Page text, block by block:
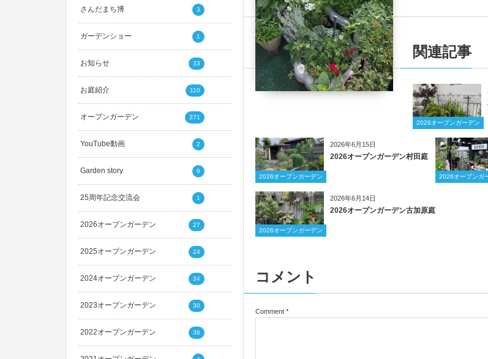
関連記事
2026オープンガーデン
2026年6月15日
2026オープンガーデン
2026オープンガーデン村田庭
2026オープンガ
2026年6月14日
2026オープンガーデン
2026オープンガーデン古加原庭
コメント
Comment *
さんだまち博 3
ガーデンショー 1
お知らせ 33
お庭紹介 110
オープンガーデン 371
YouTube動画 2
Garden story 9
25周年記念交流会 1
2026オープンガーデン 27
2025オープンガーデン 24
2024オープンガーデン 34
2023オープンガーデン 30
2022オープンガーデン 36